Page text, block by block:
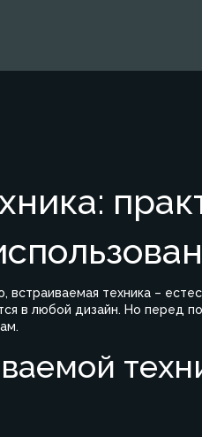
встраиваемая техника –
в любой дизайн. Но перед